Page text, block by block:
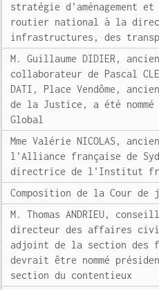
stratégie d'aménagement
routier national à la
infrastructures, des
M. Guillaume DIDIER,
collaborateur de Pascal
DATI, Place Vendôme,
de la Justice, a été nommé
Global
Mme Valérie NICOLAS,
l'Alliance française de
directrice de l'Institut
Composition de la Cour
M. Thomas ANDRIEU,
directeur des affaires
adjoint de la section des
devrait être nommé
section du contentieux